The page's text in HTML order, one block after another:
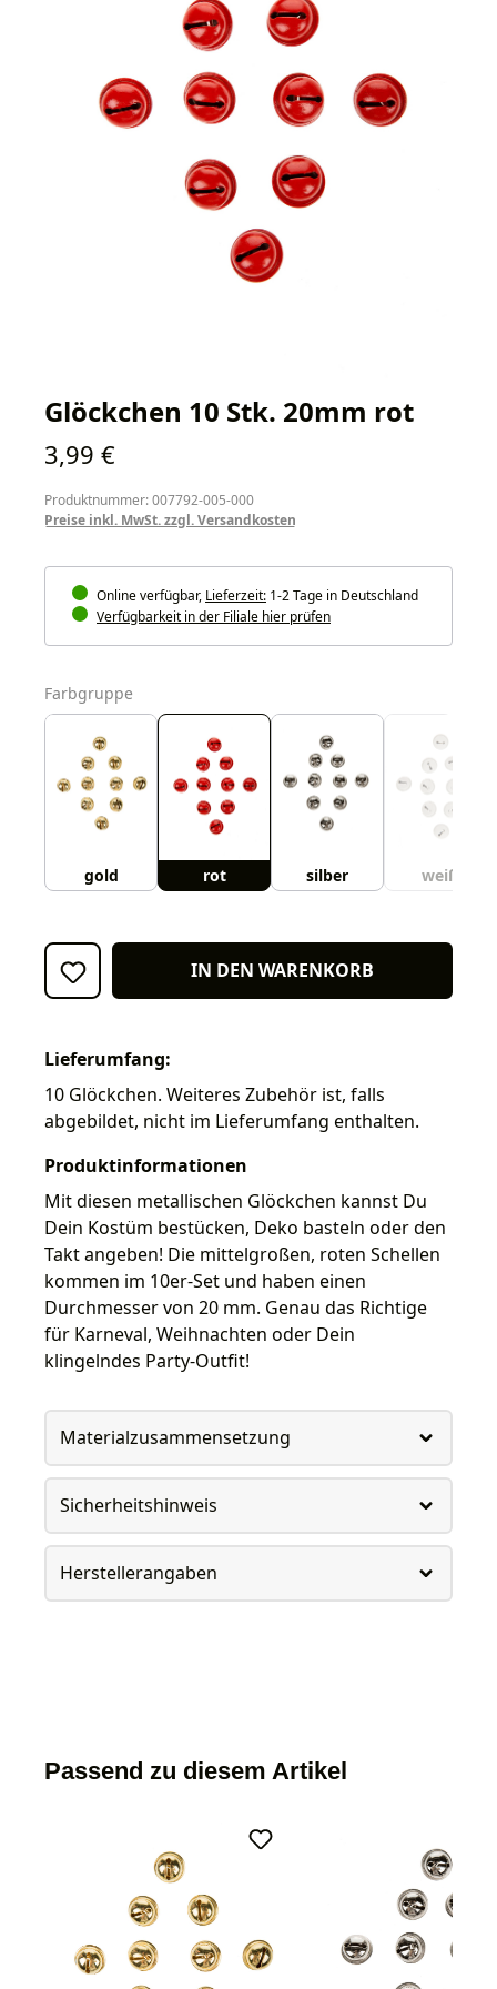
Glöckchen 10 Stk. 20mm rot
Regulärer Preis:
3,99 €
Produktnummer: 007792-005-000
Preise inkl. MwSt. zzgl. Versandkosten
Online verfügbar, Lieferzeit: 1-2 Tage in Deutschland
Verfügbarkeit in der Filiale hier prüfen
Farbgruppe
gold rot silber weiß
IN DEN WARENKORB
Lieferumfang:
10 Glöckchen. Weiteres Zubehör ist, falls
abgebildet, nicht im Lieferumfang enthalten.
Produktinformationen
Mit diesen metallischen Glöckchen kannst Du
Dein Kostüm bestücken, Deko basteln oder den
Takt angeben! Die mittelgroßen, roten Schellen
kommen im 10er-Set und haben einen
Durchmesser von 20 mm. Genau das Richtige
für Karneval, Weihnachten oder Dein
klingelndes Party-Outfit!
Materialzusammensetzung
Sicherheitshinweis
Herstellerangaben
Passend zu diesem Artikel